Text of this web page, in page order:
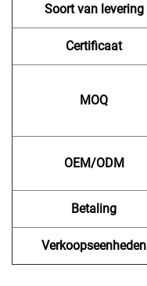
Soort van levering
Certificaat
MOQ
OEM/ODM
Betaling
Verkoopseenheden